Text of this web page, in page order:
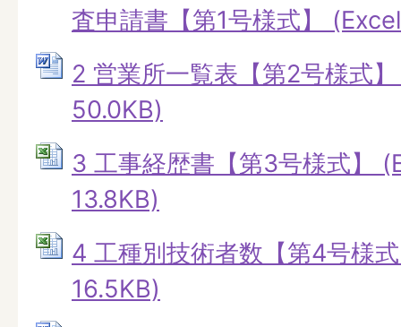
査申請書【第1号様式】
2 営業所一覧表【第2号様式
50.0KB)
3 工事経歴書【第3号様式】
13.8KB)
4 工種別技術者数【第4号様
16.5KB)